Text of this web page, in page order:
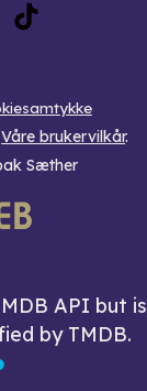
Våre brukervilkår.
Sæther
API but is
by TMDB.